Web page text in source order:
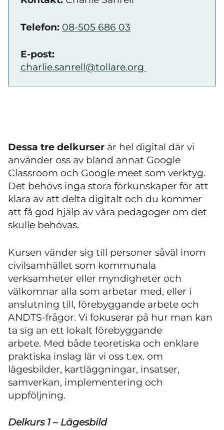
Telefon: 08-505 686 03
E-post:
charlie.sanrell@tollare.org
Dessa tre delkurser är hel digital där vi
använder oss av bland annat Google
Classroom och Google meet som verktyg.
Det behövs inga stora förkunskaper för att
klara av att delta digitalt och du kommer
att få god hjälp av våra pedagoger om det
skulle behövas.
Kursen vänder sig till personer såväl inom
civilsamhället som kommunala
verksamheter eller myndigheter och
välkomnar alla som arbetar med, eller i
anslutning till, förebyggande arbete och
ANDTS-frågor. Vi fokuserar på hur man kan
ta sig an ett lokalt förebyggande
arbete. Med både teoretiska och enklare
praktiska inslag lär vi oss t.ex. om
lägesbilder, kartläggningar, insatser,
samverkan, implementering och
uppföljning.
Delkurs 1 – Lägesbild